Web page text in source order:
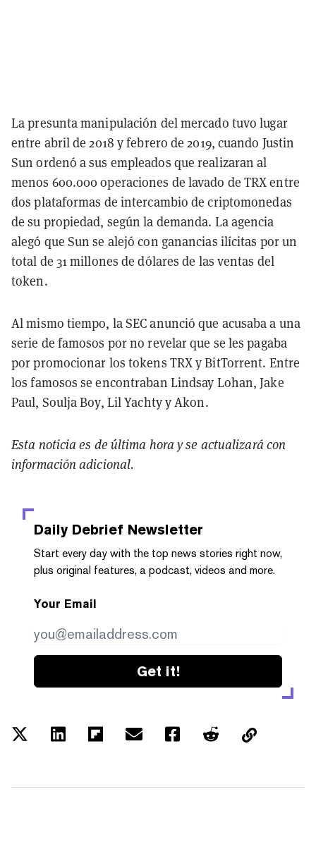
La presunta manipulación del mercado tuvo lugar
entre abril de 2018 y febrero de 2019, cuando Justin
Sun ordenó a sus empleados que realizaran al
menos 600.000 operaciones de lavado de TRX entre
dos plataformas de intercambio de criptomonedas
de su propiedad, según la demanda. La agencia
alegó que Sun se alejó con ganancias ilícitas por un
total de 31 millones de dólares de las ventas del
token.
Al mismo tiempo, la SEC anunció que acusaba a una
serie de famosos por no revelar que se les pagaba
por promocionar los tokens TRX y BitTorrent. Entre
los famosos se encontraban Lindsay Lohan, Jake
Paul, Soulja Boy, Lil Yachty y Akon.
Esta noticia es de última hora y se actualizará con
información adicional.
Daily Debrief Newsletter
Start every day with the top news stories right now,
plus original features, a podcast, videos and more.
Your Email
Get it!